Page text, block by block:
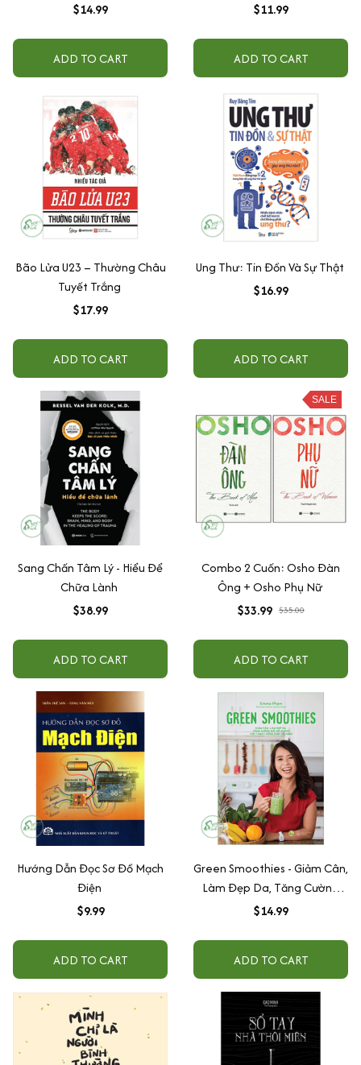
$14.99
ADD TO CART
$11.99
ADD TO CART
Bão Lửa U23 – Thường Châu
Tuyết Trắng
$17.99
ADD TO CART
Ung Thư: Tin Đồn Và Sự Thật
$16.99
ADD TO CART
Sang Chấn Tâm Lý - Hiểu Để
Chữa Lành
$38.99
ADD TO CART
SALE
Combo 2 Cuốn: Osho Đàn
Ông + Osho Phụ Nữ
$33.99 $35.00
ADD TO CART
Hướng Dẫn Đọc Sơ Đồ Mạch
Điện
$9.99
ADD TO CART
Green Smoothies - Giảm Cân,
Làm Đẹp Da, Tăng Cường
Sức Đề Kháng Với 7 Ngày
$14.99
ADD TO CART